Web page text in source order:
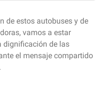
de estos autobuses y de
vamos a estar
dignificación de las
el mensaje compartido